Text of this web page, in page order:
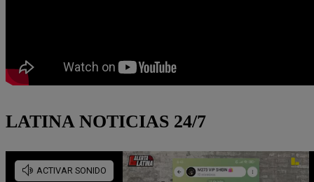
LATINA NOTICIAS 24/7